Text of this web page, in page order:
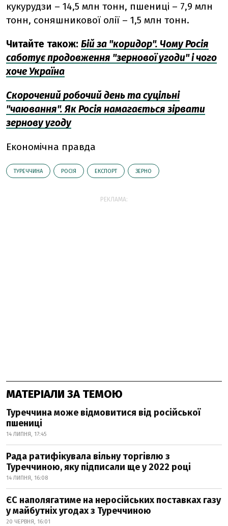
кукурудзи – 14,5 млн тонн, пшениці – 7,9 млн
тонн, соняшникової олії – 1,5 млн тонн.
Читайте також: Бій за "коридор". Чому Росія
саботує продовження "зернової угоди" і чого
хоче Україна
Скорочений робочий день та суцільні
"чаювання". Як Росія намагається зірвати
зернову угоду
Економічна правда
ТУРЕЧЧИНА РОСІЯ ЕКСПОРТ ЗЕРНО
РЕКЛАМА:
МАТЕРІАЛИ ЗА ТЕМОЮ
Туреччина може відмовитися від російської
пшениці
14 ЛИПНЯ, 17:45
Рада ратифікувала вільну торгівлю з
Туреччиною, яку підписали ще у 2022 році
14 ЛИПНЯ, 16:08
ЄС наполягатиме на неросійських поставках газу
у майбутніх угодах з Туреччиною
20 ЧЕРВНЯ, 16:01